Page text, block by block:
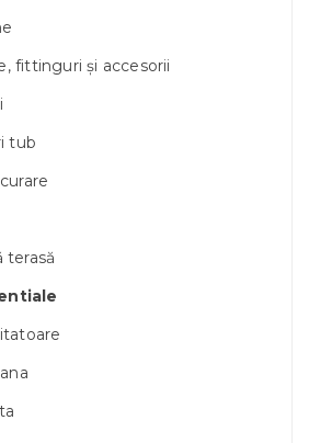
fittinguri și accesorii
tub
terasă